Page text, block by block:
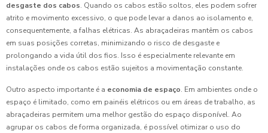
desgaste dos cabos. Quando os cabos estão soltos, eles podem sofrer
atrito e movimento excessivo, o que pode levar a danos ao isolamento e,
consequentemente, a falhas elétricas. As abraçadeiras mantêm os cabos
em suas posições corretas, minimizando o risco de desgaste e
prolongando a vida útil dos fios. Isso é especialmente relevante em
instalações onde os cabos estão sujeitos a movimentação constante.
Outro aspecto importante é a economia de espaço. Em ambientes onde o
espaço é limitado, como em painéis elétricos ou em áreas de trabalho, as
abraçadeiras permitem uma melhor gestão do espaço disponível. Ao
agrupar os cabos de forma organizada, é possível otimizar o uso do